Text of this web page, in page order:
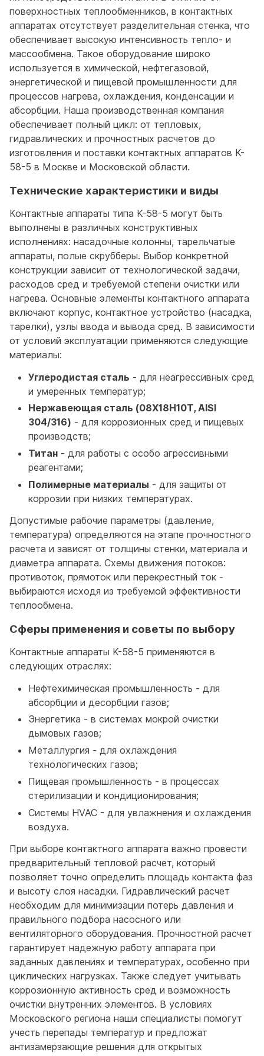
поверхностных теплообменников, в контактных
аппаратах отсутствует разделительная стенка, что
обеспечивает высокую интенсивность тепло- и
массообмена. Такое оборудование широко
используется в химической, нефтегазовой,
энергетической и пищевой промышленности для
процессов нагрева, охлаждения, конденсации и
абсорбции. Наша производственная компания
обеспечивает полный цикл: от тепловых,
гидравлических и прочностных расчетов до
изготовления и поставки контактных аппаратов K-
58-5 в Москве и Московской области.
Технические характеристики и виды
Контактные аппараты типа K-58-5 могут быть
выполнены в различных конструктивных
исполнениях: насадочные колонны, тарельчатые
аппараты, полые скрубберы. Выбор конкретной
конструкции зависит от технологической задачи,
расходов сред и требуемой степени очистки или
нагрева. Основные элементы контактного аппарата
включают корпус, контактное устройство (насадка,
тарелки), узлы ввода и вывода сред. В зависимости
от условий эксплуатации применяются следующие
материалы:
Углеродистая сталь - для неагрессивных сред
и умеренных температур;
Нержавеющая сталь (08Х18Н10Т, AISI
304/316) - для коррозионных сред и пищевых
производств;
Титан - для работы с особо агрессивными
реагентами;
Полимерные материалы - для защиты от
коррозии при низких температурах.
Допустимые рабочие параметры (давление,
температура) определяются на этапе прочностного
расчета и зависят от толщины стенки, материала и
диаметра аппарата. Схемы движения потоков:
противоток, прямоток или перекрестный ток -
выбираются исходя из требуемой эффективности
теплообмена.
Сферы применения и советы по выбору
Контактные аппараты K-58-5 применяются в
следующих отраслях:
Нефтехимическая промышленность - для
абсорбции и десорбции газов;
Энергетика - в системах мокрой очистки
дымовых газов;
Металлургия - для охлаждения
технологических газов;
Пищевая промышленность - в процессах
стерилизации и кондиционирования;
Системы HVAC - для увлажнения и охлаждения
воздуха.
При выборе контактного аппарата важно провести
предварительный тепловой расчет, который
позволяет точно определить площадь контакта фаз
и высоту слоя насадки. Гидравлический расчет
необходим для минимизации потерь давления и
правильного подбора насосного или
вентиляторного оборудования. Прочностной расчет
гарантирует надежную работу аппарата при
заданных давлениях и температурах, особенно при
циклических нагрузках. Также следует учитывать
коррозионную активность сред и возможность
очистки внутренних элементов. В условиях
Московского региона наши специалисты помогут
учесть перепады температур и предложат
антизамерзающие решения для открытых